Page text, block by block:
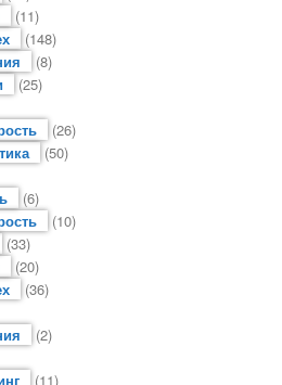
(11)
(148)
(8)
(25)
(26)
(50)
(6)
(10)
(33)
(20)
(36)
(2)
(11)